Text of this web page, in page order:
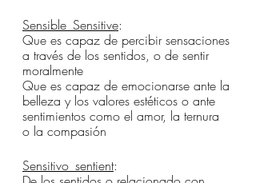
Sensible_Sensitive:
Que es capaz de percibir sensaciones
a través de los sentidos, o de sentir
moralmente
Que es capaz de emocionarse ante la
belleza y los valores estéticos o ante
sentimientos como el amor, la ternura
o la compasión
Sensitivo_sentient: